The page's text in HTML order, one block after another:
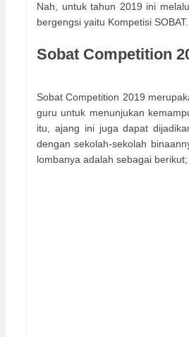
Nah, untuk tahun 2019 ini
bergengsi yaitu Kompetisi SOBAT.
Sobat Competition
Sobat Competition 2019
guru untuk menunjukan
itu, ajang ini juga dapat
dengan sekolah-sekolah
lombanya adalah sebagai berikut;